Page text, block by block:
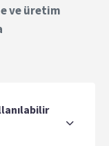
ve üretim